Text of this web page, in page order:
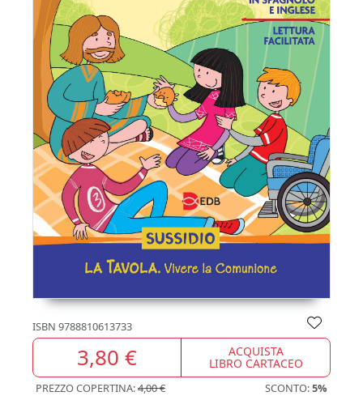
ISBN 9788810613733
3,80 € ACQUISTA
LIBRO CARTACEO
PREZZO COPERTINA:4,00 € SCONTO:5%